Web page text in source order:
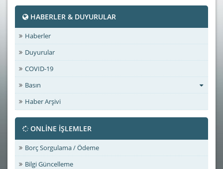
HABERLER & DUYURULAR
Haberler
Duyurular
COVID-19
Basın
Haber Arşivi
ONLİNE İŞLEMLER
Borç Sorgulama / Ödeme
Bilgi Güncelleme